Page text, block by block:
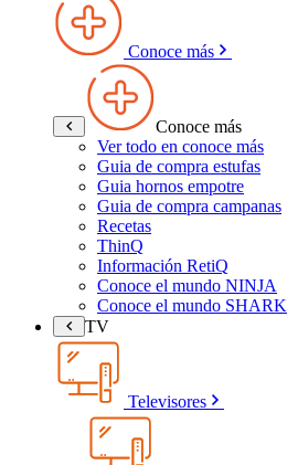
Conoce más
Conoce más
Ver todo en conoce más
Guia de compra estufas
Guia hornos empotre
Guia de compra campanas
Recetas
ThinQ
Información RetiQ
Conoce el mundo NINJA
Conoce el mundo SHARK
TV
Televisores